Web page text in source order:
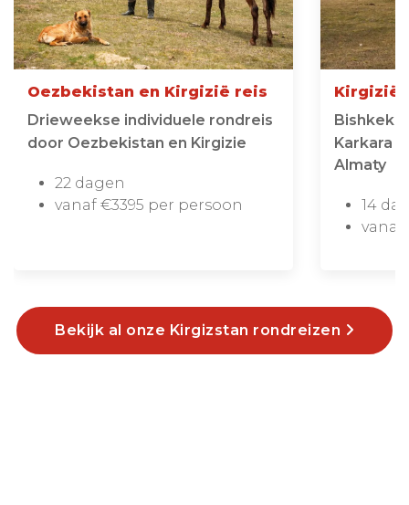
Oezbekistan en Kirgizië reis
Drieweekse individuele rondreis
door Oezbekistan en Kirgizie
22 dagen
vanaf €3395 per persoon
Kirgizië
Bishkek -
Karkara -
Almaty
14
vanaf
Bekijk al onze Kirgizstan rondreizen